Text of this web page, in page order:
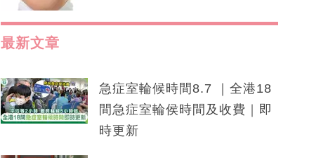
最新文章
急症室輪候時間8.7 ｜全港18
間急症室輪侯時間及收費｜即
時更新